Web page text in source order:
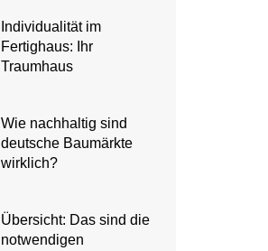
Individualität im
Fertighaus: Ihr
Traumhaus
Wie nachhaltig sind
deutsche Baumärkte
wirklich?
Übersicht: Das sind die
notwendigen